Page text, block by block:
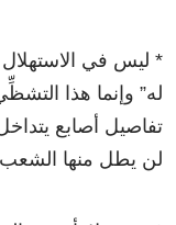
* ليس في الاستهلال
له” وإنما هذا
تفاصيل أصابع
لن يطل منها الشعب